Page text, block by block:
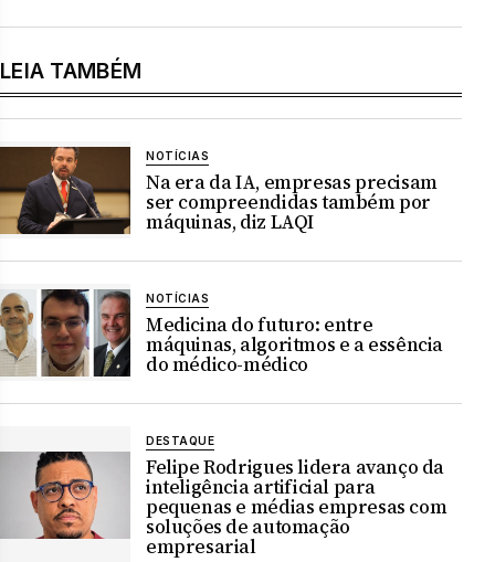
LEIA TAMBÉM
NOTÍCIAS
Na era da IA, empresas precisam
ser compreendidas também por
máquinas, diz LAQI
NOTÍCIAS
Medicina do futuro: entre
máquinas, algoritmos e a essência
do médico-médico
DESTAQUE
Felipe Rodrigues lidera avanço da
inteligência artificial para
pequenas e médias empresas com
soluções de automação
empresarial